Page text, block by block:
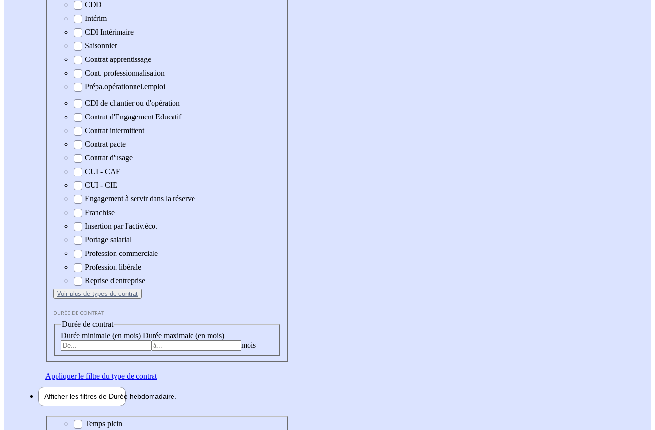
CDD
Intérim
CDI Intérimaire
Saisonnier
Contrat apprentissage
Cont. professionnalisation
Prépa.opérationnel.emploi
CDI de chantier ou d'opération
Contrat d'Engagement Educatif
Contrat intermittent
Contrat pacte
Contrat d'usage
CUI - CAE
CUI - CIE
Engagement à servir dans la réserve
Franchise
Insertion par l'activ.éco.
Portage salarial
Profession commerciale
Profession libérale
Reprise d'entreprise
Voir plus de types de contrat
DURÉE DE CONTRAT
Durée de contrat
Durée minimale (en mois) Durée maximale (en mois)
mois
Appliquerle filtre du type de contrat
Afficher les filtres de Durée hebdomadaire
Durée hebdomadaire
Temps plein